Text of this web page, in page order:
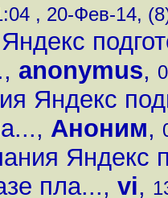
, 20-Фев-14,
, anonymus,
Яндекс
, Аноним,
Яндекс
пла..., vi,